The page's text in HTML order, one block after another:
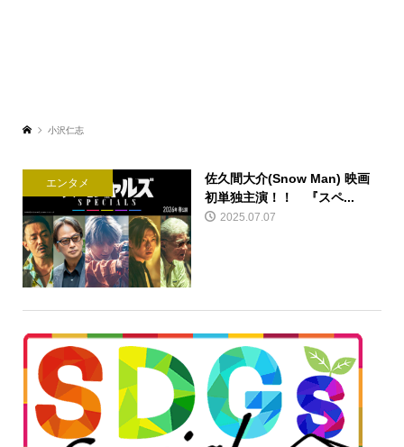
小沢仁志
エンタメ
佐久間大介(Snow Man) 映画
初単独主演！！ 『スペ...
2025.07.07